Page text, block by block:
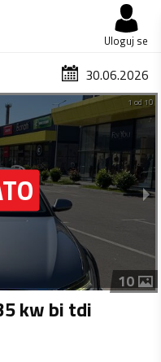
Uloguj se
30.06.2026
1 od 10
10
kw bi tdi